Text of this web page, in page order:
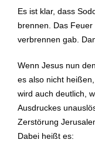
Es ist klar, dass
brennen. Das
verbrennen gab.
Wenn Jesus nun
es also nicht
wird auch deutlich,
Ausdruckes
Zerstörung
Dabei heißt es: